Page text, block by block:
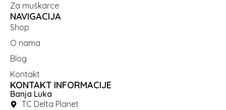
Za muškarce
NAVIGACIJA
Shop
O nama
Blog
Kontakt
KONTAKT INFORMACIJE
Banja Luka
TC Delta Planet